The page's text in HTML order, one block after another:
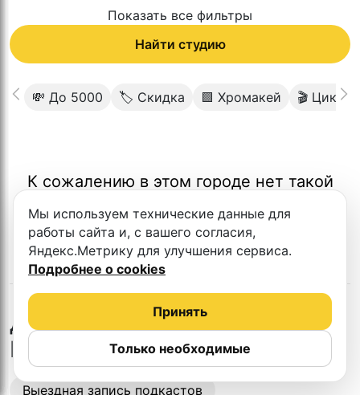
Показать все фильтры
Найти студию
💸 До 5000 🏷 Скидка 🟩 Хромакей 🎬
К сожалению в этом городе нет такой
Другие студии в
Новороссийске
Выездная запись подкастов
Мы используем технические данные для
работы сайта и, с вашего согласия,
Яндекс.Метрику для улучшения сервиса.
Подробнее о cookies
Только необходимые
Принять